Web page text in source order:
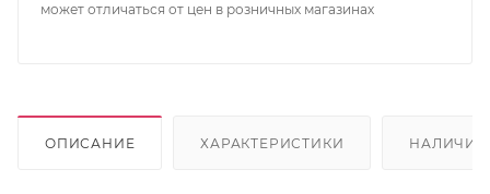
может отличаться от цен в розничных магазинах
ОПИСАНИЕ ХАРАКТЕРИСТИКИ НАЛИЧИЕ